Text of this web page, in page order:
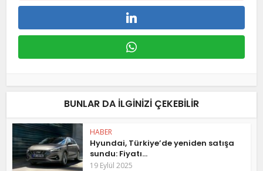
BUNLAR DA ILGINIZI ÇEKEBILIR
HABER
Hyundai, Türkiye’de yeniden satışa
sundu: Fiyatı...
19 Eylül 2025